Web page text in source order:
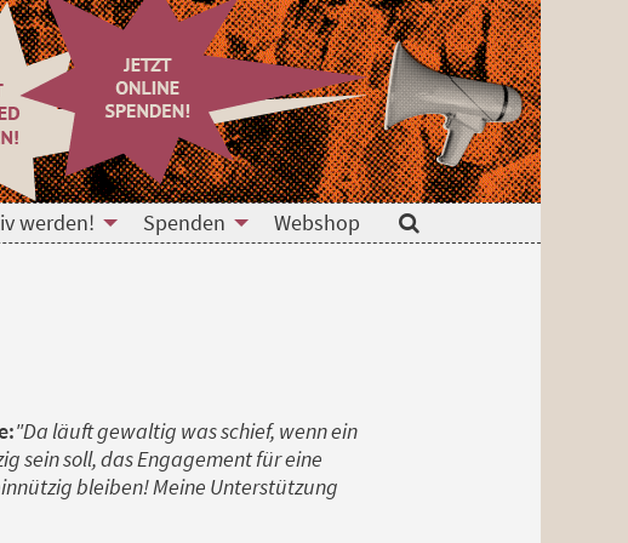
werden! Spenden Webshop
"Da läuft gewaltig was schief, wenn ein
sein soll, das Engagement für eine
bleiben! Meine Unterstützung